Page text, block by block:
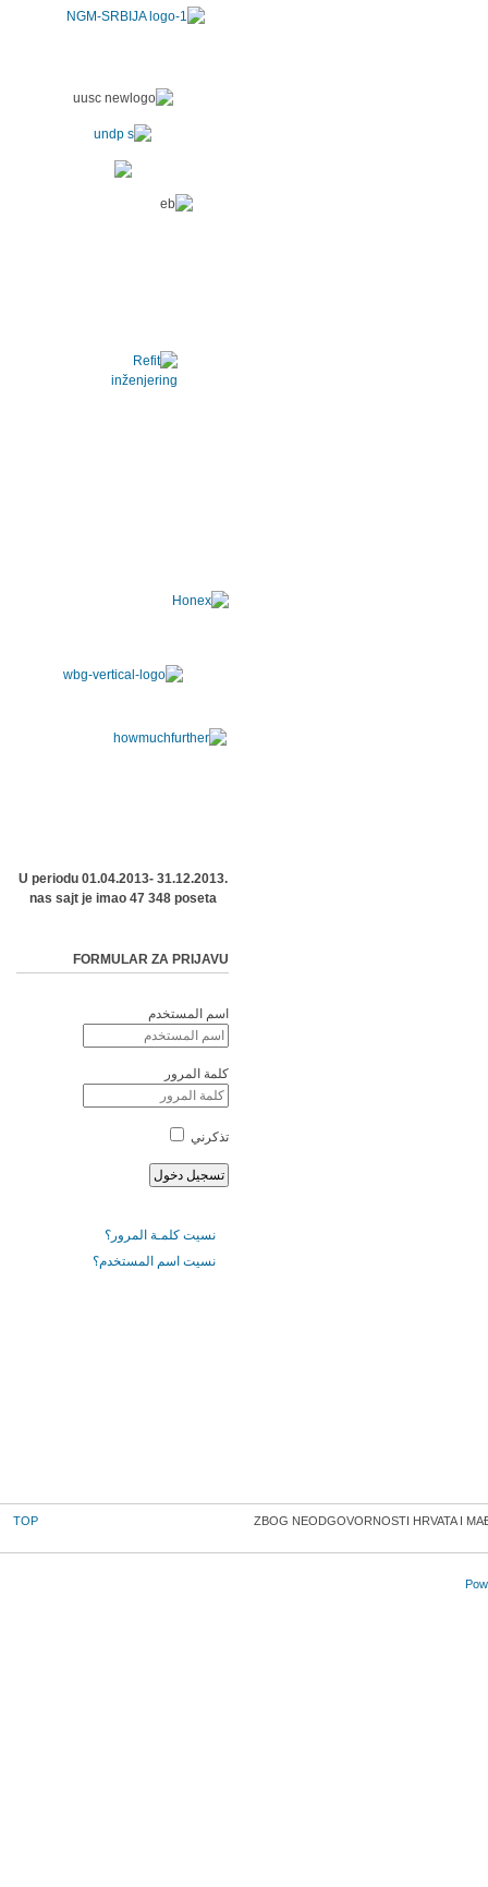
U periodu 01.04.2013- 31.12.2013.
nas sajt je imao 47 348 poseta
FORMULAR ZA PRIJAVU
اسم المستخدم
كلمة المرور
تذكرني
نسيت كلمـة المرور؟
نسيت اسم المستخدم؟
ZBOG NEODGOVORNOSTI HRVATA I
TOP